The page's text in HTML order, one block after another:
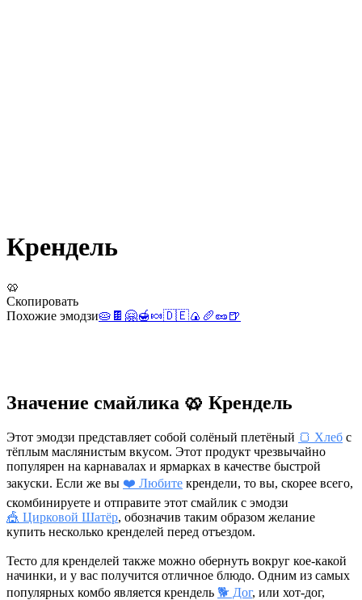
Крендель
🥨
Скопировать
Похожие эмодзи🥧 🍫 🤗🍯🍬🇩🇪🍙 🥖🥜🍺
Значение смайлика 🥨 Крендель
Этот эмодзи представляет собой солёный плетёный 🍞 Хлеб с
тёплым маслянистым вкусом. Этот продукт чрезвычайно
популярен на карнавалах и ярмарках в качестве быстрой
закуски. Если же вы ❤️ Любите крендели, то вы, скорее всего,
скомбинируете и отправите этот смайлик с эмодзи
🎪 Цирковой Шатёр, обозначив таким образом желание
купить несколько кренделей перед отъездом.
Тесто для кренделей также можно обернуть вокруг кое-какой
начинки, и у вас получится отличное блюдо. Одним из самых
популярных комбо является крендель 🐕 Дог, или хот-дог,